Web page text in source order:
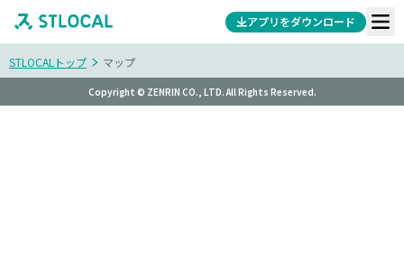
アプリをダウンロード
STLOCALトップ マップ
Copyright © ZENRIN CO., LTD. All Rights Reserved.